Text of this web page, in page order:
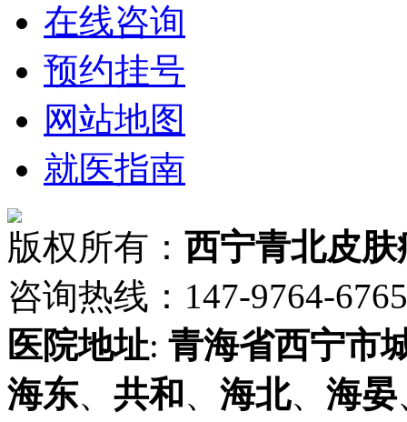
在线咨询
预约挂号
网站地图
就医指南
版权所有： 西宁青北皮肤
咨询热线：147-9764-
医院地址: 青海省西宁市
海东、 共和 、 海北、 海晏